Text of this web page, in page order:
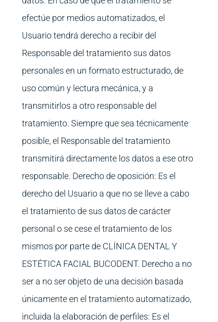
efectúe por medios automatizados, el
Usuario tendrá derecho a recibir del
Responsable del tratamiento sus datos
personales en un formato estructurado, de
uso común y lectura mecánica, y a
transmitirlos a otro responsable del
tratamiento. Siempre que sea técnicamente
posible, el Responsable del tratamiento
transmitirá directamente los datos a ese otro
responsable. Derecho de oposición: Es el
derecho del Usuario a que no se lleve a cabo
el tratamiento de sus datos de carácter
personal o se cese el tratamiento de los
mismos por parte de CLÍNICA DENTAL Y
ESTÉTICA FACIAL BUCODENT. Derecho a no
ser a no ser objeto de una decisión basada
únicamente en el tratamiento automatizado,
incluida la elaboración de perfiles: Es el